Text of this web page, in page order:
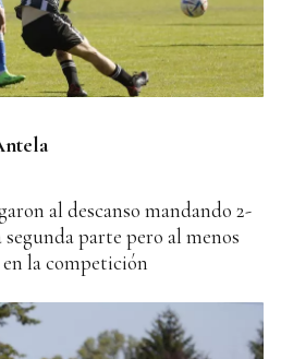
al descanso mandando 2-
segunda parte pero al menos
la competición